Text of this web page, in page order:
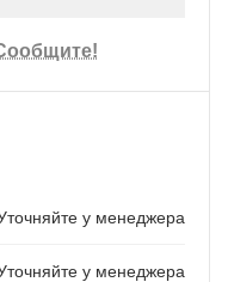
у менеджера
у менеджера